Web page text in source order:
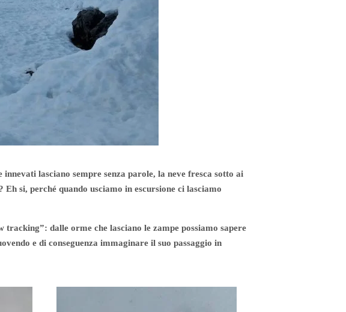
lasciano sempre senza parole, la neve fresca sotto ai
si, perché quando usciamo in escursione ci lasciamo
dalle orme che lasciano le zampe possiamo sapere
e di conseguenza immaginare il suo passaggio in